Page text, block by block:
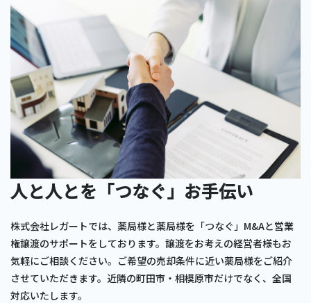
人と人とを「つなぐ」お手伝い
株式会社レガートでは、薬局様と薬局様を「つなぐ」M&Aと営業
権譲渡のサポートをしております。譲渡をお考えの経営者様もお
気軽にご相談ください。ご希望の売却条件に近い薬局様をご紹介
させていただきます。近隣の町田市・相模原市だけでなく、全国
対応いたします。